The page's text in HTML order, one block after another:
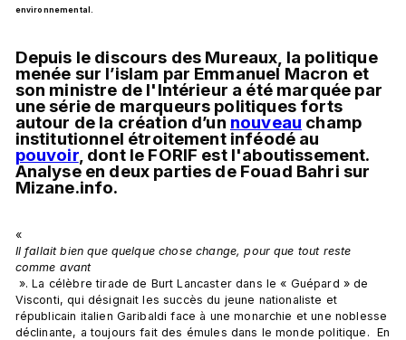
environnemental.
Depuis le discours des Mureaux, la politique
menée sur l’islam par Emmanuel Macron et
son ministre de l'Intérieur a été marquée par
une série de marqueurs politiques forts
autour de la création d’un nouveau champ
pouvoir, dont le FORIF est l'aboutissement.
Analyse en deux parties de Fouad Bahri sur
Mizane.info.
«
Il fallait bien que quelque chose change, pour que tout reste
comme avant
Visconti, qui désignait les succès du jeune nationaliste et
républicain italien Garibaldi face à une monarchie et une noblesse
déclinante, a toujours fait des émules dans le monde politique.  En